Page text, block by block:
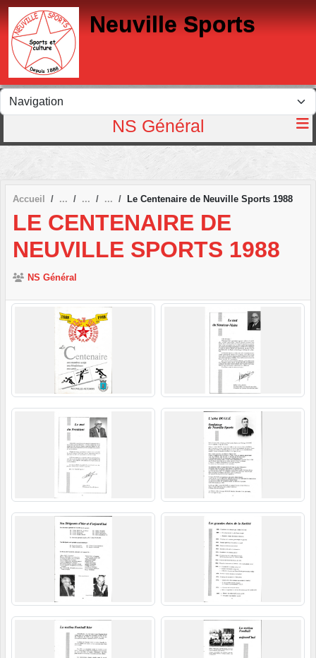
Neuville Sports
NS Général
Accueil Le Centenaire de Neuville Sports 1988
LE CENTENAIRE DE
NEUVILLE SPORTS 1988
NS Général
Panneau de gestion des cookies